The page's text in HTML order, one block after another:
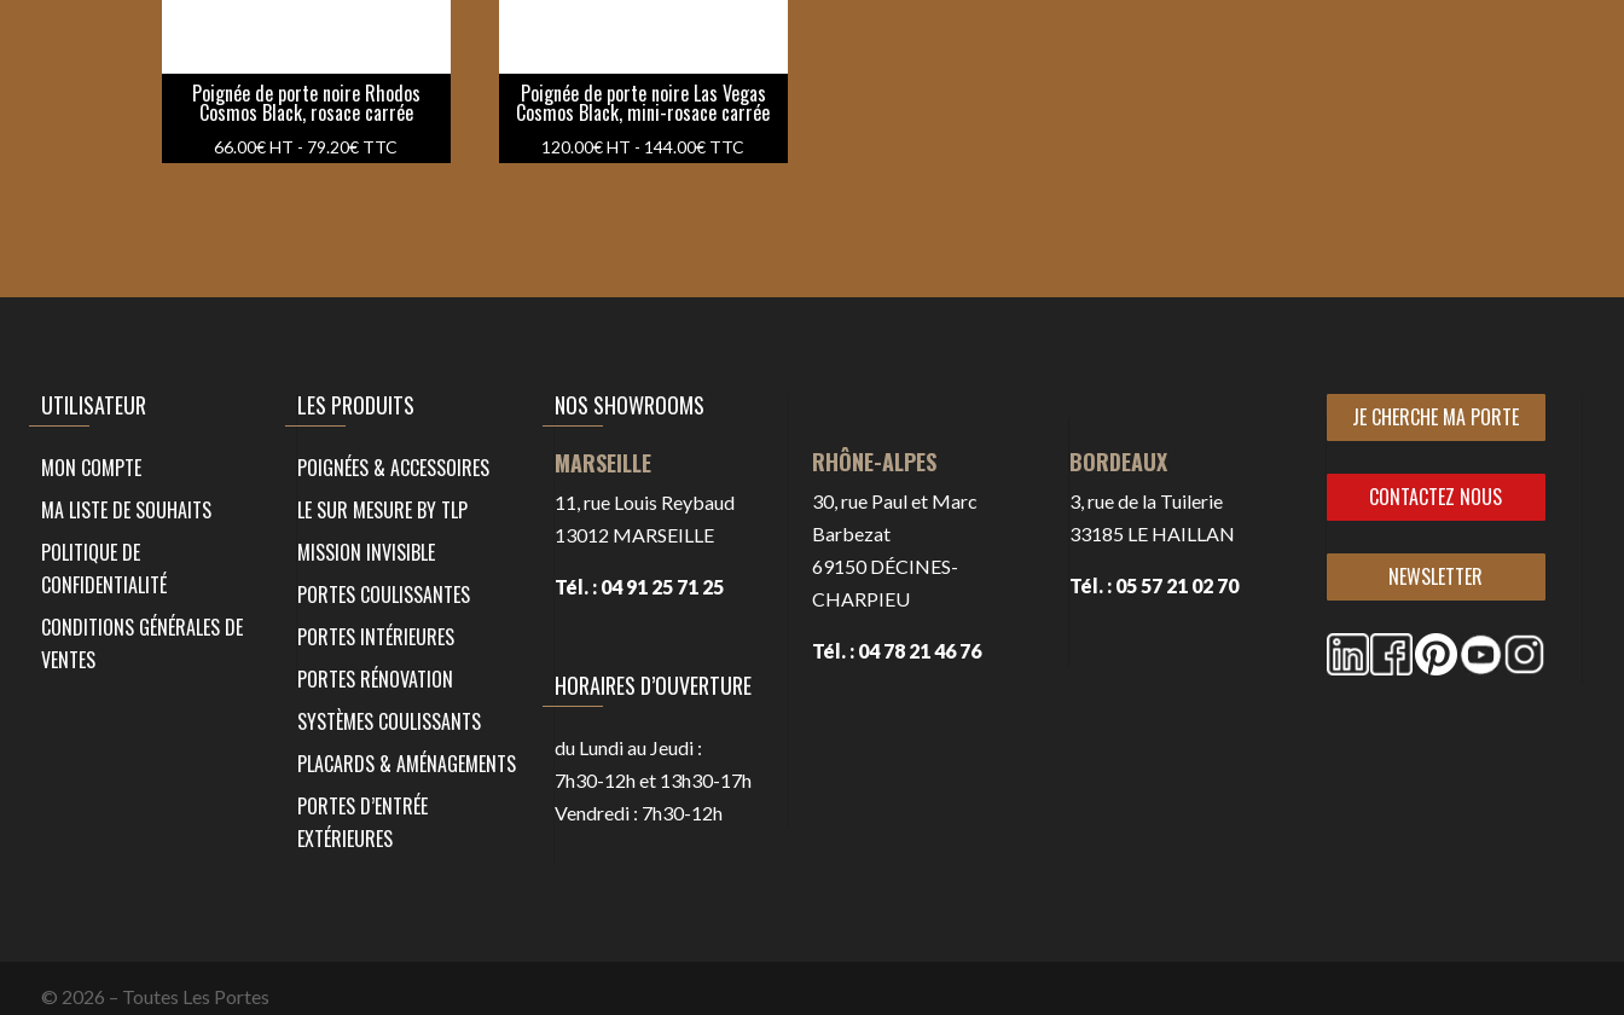
Poignée de porte noire Rhodos
Cosmos Black, rosace carrée
66.00€ HT - 79.20€ TTC
Poignée de porte noire Las Vegas
Cosmos Black, mini-rosace carrée
120.00€ HT - 144.00€ TTC
UTILISATEUR
MON COMPTE
MA LISTE DE SOUHAITS
POLITIQUE DE
CONFIDENTIALITÉ
CONDITIONS GÉNÉRALES DE
VENTES
LES PRODUITS
POIGNÉES & ACCESSOIRES
LE SUR MESURE BY TLP
MISSION INVISIBLE
PORTES COULISSANTES
PORTES INTÉRIEURES
PORTES RÉNOVATION
SYSTÈMES COULISSANTS
PLACARDS & AMÉNAGEMENTS
PORTES D’ENTRÉE
EXTÉRIEURES
NOS SHOWROOMS
MARSEILLE
11, rue Louis Reybaud
13012 MARSEILLE
Tél. : 04 91 25 71 25
HORAIRES D’OUVERTURE
du Lundi au Jeudi :
7h30-12h et 13h30-17h
Vendredi : 7h30-12h
RHÔNE-ALPES
30, rue Paul et Marc
Barbezat
69150DÉCINES-
CHARPIEU
Tél. : 04 78 21 46 76
BORDEAUX
3, rue de la Tuilerie
33185 LE HAILLAN
Tél. : 05 57 21 02 70
JE CHERCHE MA PORTE
CONTACTEZ NOUS
NEWSLETTER
© 2026 – Toutes Les Portes